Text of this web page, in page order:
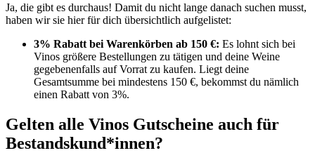
Ja, die gibt es durchaus! Damit du nicht lange danach suchen musst,
haben wir sie hier für dich übersichtlich aufgelistet:
3% Rabatt bei Warenkörben ab 150 €: Es lohnt sich bei
Vinos größere Bestellungen zu tätigen und deine Weine
gegebenenfalls auf Vorrat zu kaufen. Liegt deine
Gesamtsumme bei mindestens 150 €, bekommst du nämlich
einen Rabatt von 3%.
Gelten alle Vinos Gutscheine auch für
Bestandskund*innen?